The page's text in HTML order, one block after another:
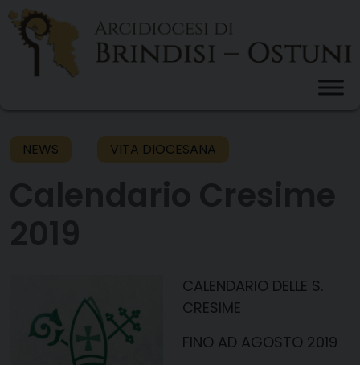
Skip
content
NEWS VITA DIOCESANA
CALENDARIO DELLE S.
CRESIME
FINO AD AGOSTO 2019